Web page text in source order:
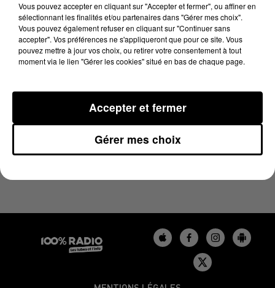
3 avril 2025 - 4 min 29 sec
LES INFOS DU BÉARN DU 03/04/2025 À 07H30
Vous pouvez accepter en cliquant sur "Accepter et fermer", ou affiner en
sélectionnant les finalités et/ou partenaires dans "Gérer mes choix".
Vous pouvez également refuser en cliquant sur "Continuer sans
accepter". Vos préférences ne s'appliqueront que pour ce site. Vous
pouvez mettre à jour vos choix, ou retirer votre consentement à tout
moment via le lien "Gérer les cookies" situé en bas de chaque page.
Gérer mes choix
Accepter et fermer